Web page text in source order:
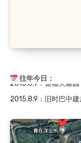
往年今日：
：旧时通江
2015.8.9 ：旧时巴中建
2015.8.9 ：巴山游击
2019.8.9：友谊水库
2019.8.9：双滩电站